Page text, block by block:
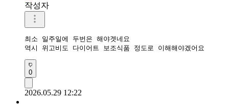
작성자
최소 일주일에 두번은 해야겟네요
역시 위고비도 다이어트 보조식품 정도로 이해해야겠어요
0
2026.05.29 12:22